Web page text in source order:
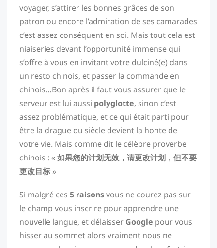
voyager, s’attirer les bonnes grâces de son
patron ou encore l’admiration de ses camarades
c’est assez conséquent en soi. Mais tout cela est
niaiseries devant l’opportunité immense qui
s’offre à vous en invitant votre dulciné(e) dans
un resto chinois, et passer la commande en
chinois…Bon après il faut vous assurer que le
serveur est lui aussi polyglotte, sinon c’est
assez problématique, et ce qui était parti pour
être la drague du siècle devient la honte de
votre vie. Mais comme dit le célèbre proverbe
chinois : «如果您的计划无效，请更改计划，但不要
更改目标 »
Si malgré ces 5 raisonsvous ne courez pas sur
le champ vous inscrire pour apprendre une
nouvelle langue, et délaisser Google pour vous
hisser au sommet alors vraiment nous ne